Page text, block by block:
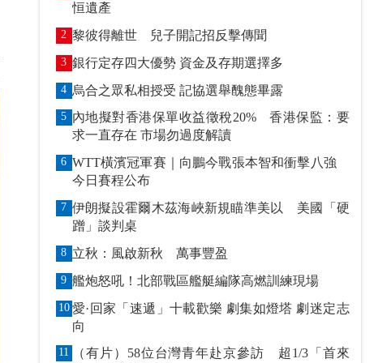
恒遺產
2 黎彼得離世 兒子開記招反擊傳聞
3 銀行定存四大優勢 資金及存期選擇多
4 烏合之眾私相授受 記協選舉醜態畢露
5 內地擬對香港保單收益徵稅20% 香港保監：要
求一直存在 市場勿過度解讀
6 WTT橫濱冠軍賽｜向鵬今戰張本智和衝擊八強
今日賽程公布
7 伊朗擬設霍爾木茲海峽新規瞄準美以 美國「硬
蹭」談判桌
8 立秋：風啟新秋 萬事豐盈
9 艦炮怒吼！北部戰區艦艇編隊高燃訓練現場
10 愛·回家「速遞」十載歡樂 劇集如燈塔 劇迷定志
向
11
（有片）58位台灣青年赴京參訪 超1/3「首來